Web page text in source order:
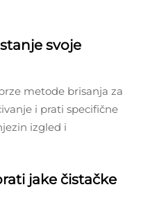
svoje
metode brisanja za
i prati specifične
izgled i
jake čistačke